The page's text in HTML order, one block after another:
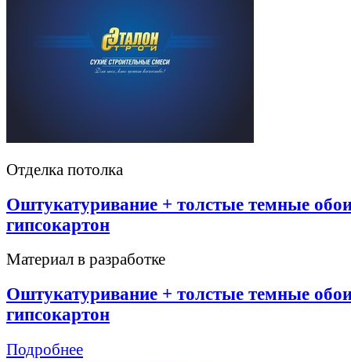
Отделка потолка
Оштукатуривание + толстые темные
гипсокартон
Материал в разработке
Оштукатуривание + толстые темные
гипсокартон
Подробнее